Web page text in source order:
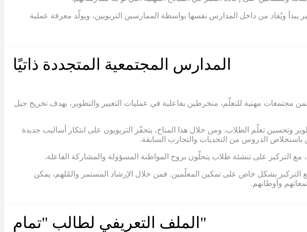
يبدأ ويُقاد من داخل المدارس نفسها بواسطة الممارسين التربويين، ويولّد معرفة عملية
المدارس المجتمعية المتجددة ذاتيًا
مهنية للتعلّم، منخرطين بفاعلية في عمليات التغيير والتطوير، بهدف تخريج جيل
وتحسين تعلّم الطلاب. ومن خلال هذا المناخ، يتحفّز التربويون على ابتكار أساليب جديدة
باستخلاص الدروس من التحديات والتجارب السابقة.
مع التركيز على تنشئة طلاب يتحلّون بروح المواطنة المسؤولة والمشاركة الفاعلة.
التركيز بشكل خاص على تمكين المعلّمين. فمن خلال الإرشاد المستمر والمُلهم، يمكن
وأوطانهم.
"الملف التعريفي لطالب "تمام